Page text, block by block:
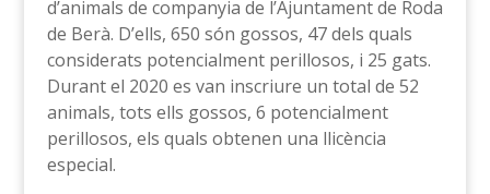
d’animals de companyia de l’Ajuntament de Roda
de Berà. D’ells, 650 són gossos, 47 dels quals
considerats potencialment perillosos, i 25 gats.
Durant el 2020 es van inscriure un total de 52
animals, tots ells gossos, 6 potencialment
perillosos, els quals obtenen una llicència
especial.